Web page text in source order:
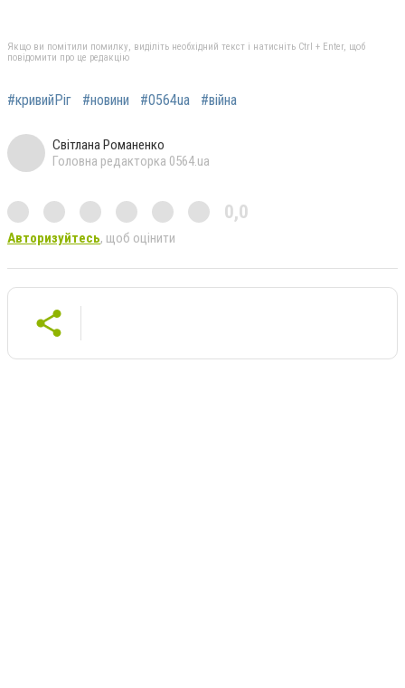
Якщо ви помітили помилку, виділіть необхідний текст і натисніть Ctrl + Enter, щоб
повідомити про це редакцію
#кривийРіг #новини #0564ua #війна
Світлана Романенко
Головна редакторка 0564.ua
0,0
Авторизуйтесь, щоб оцінити